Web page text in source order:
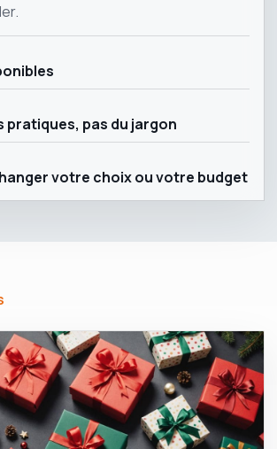
pratiques, pas du jargon
votre choix ou votre budget